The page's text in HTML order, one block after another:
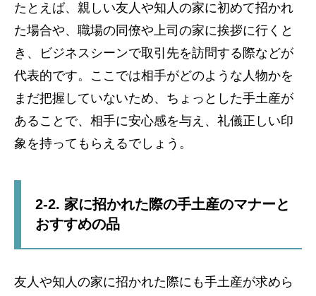
たとえば、親しい友人や知人の家に初めて招かれ
た場合や、職場の同僚や上司の家に挨拶に行くと
き、ビジネスシーンで取引先を訪問する際などが
代表的です。ここでは相手がどのような人物かを
まだ把握していないため、ちょっとした手土産が
あることで、相手に安心感を与え、礼儀正しい印
象を持ってもらえるでしょう。
2-2. 家に招かれた際の手土産のマナーと
おすすめの品
友人や知人の家に招かれた際にも手土産が求めら